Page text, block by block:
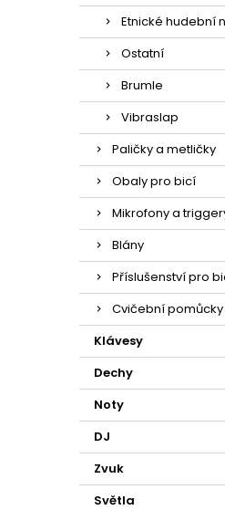
Etnické hudební
Ostatní
Brumle
Vibraslap
Paličky a metličky
Obaly pro bicí
Mikrofony a
Blány
Příslušenství pro
Cvičební pomůcky
Klávesy
Dechy
Noty
DJ
Zvuk
Světla